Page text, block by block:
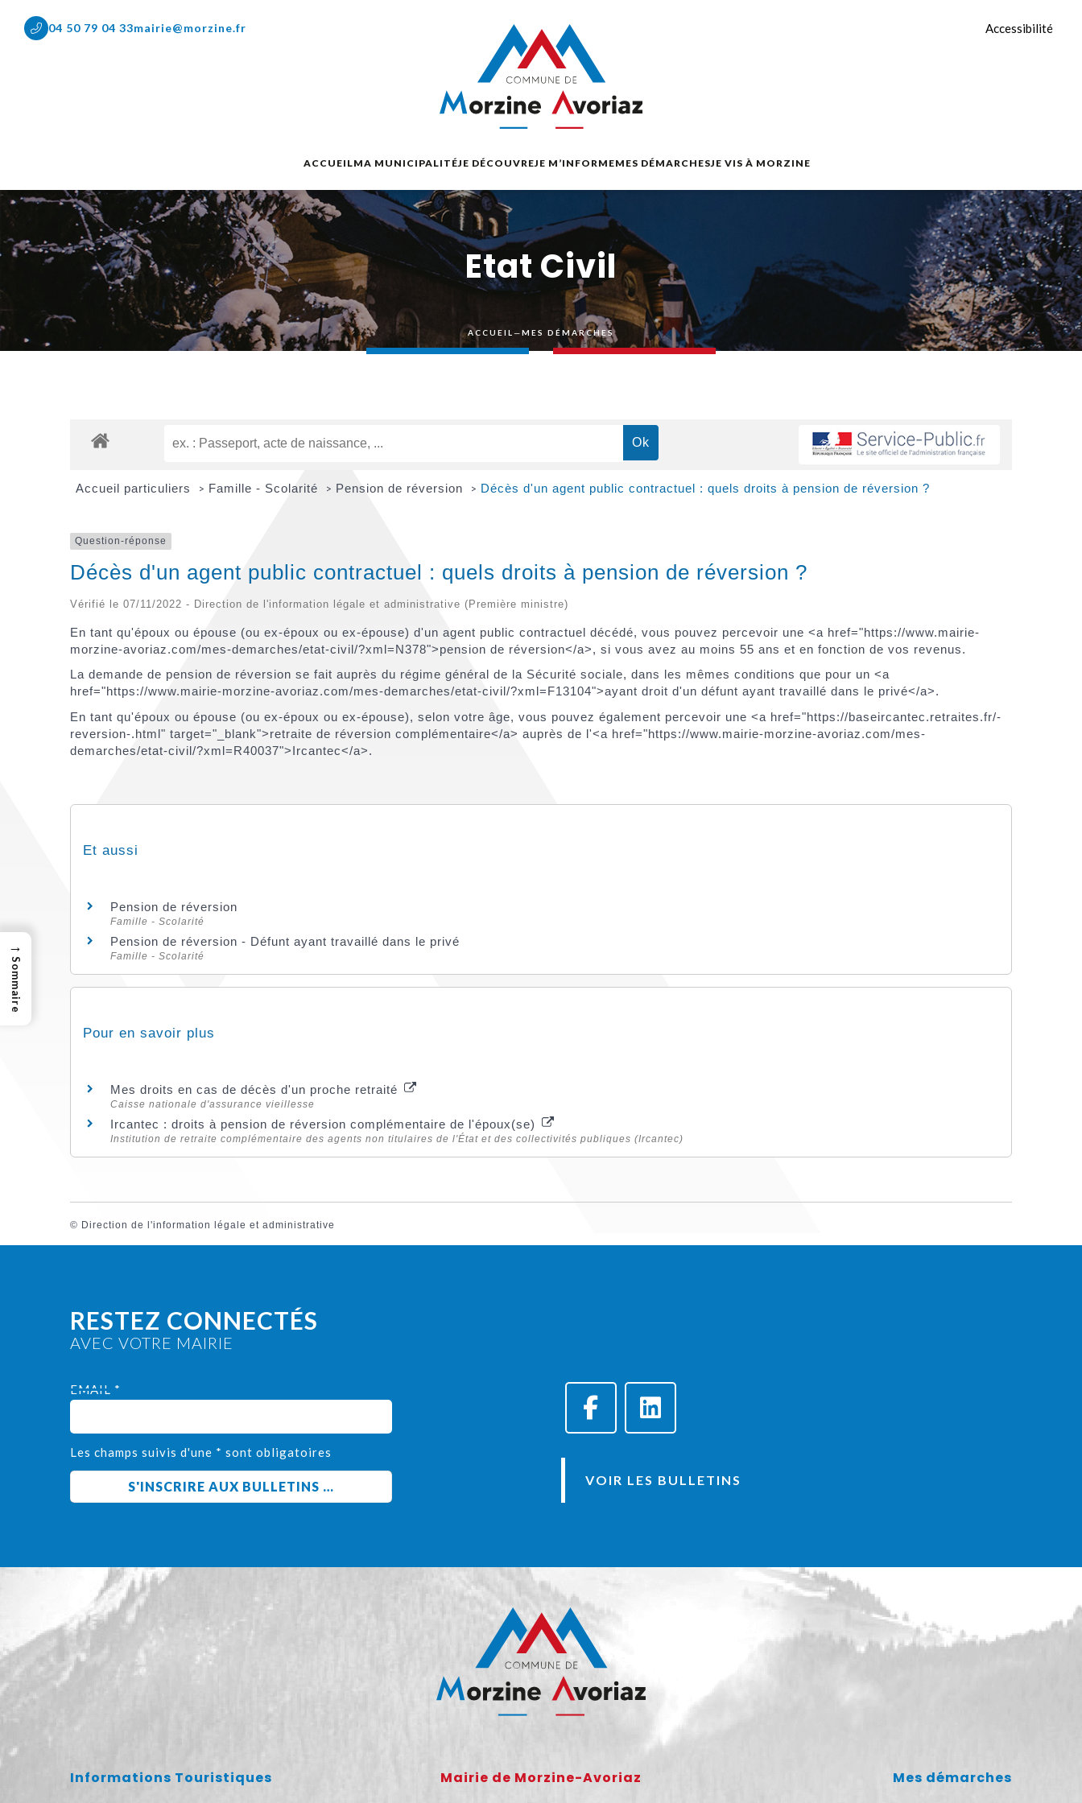
04 50 79 04 33mairie@morzine.fr Accessibilité
ACCUEILMA MUNICIPALITÉJE DÉCOUVREJE M’INFORMEMES DÉMARCHESJE VIS À MORZINE
Etat Civil
ACCUEIL —MES DÉMARCHES
Accueil particuliers > Famille - Scolarité > Pension de réversion > Décès d'un agent public contractuel : quels droits à pension de réversion ?
Question-réponse
Décès d'un agent public contractuel : quels droits à pension de réversion ?
Vérifié le 07/11/2022 - Direction de l'information légale et administrative (Première ministre)
En tant qu'époux ou épouse (ou ex-époux ou ex-épouse) d'un agent public contractuel décédé, vous pouvez percevoir une <a href="https://www.mairie-
morzine-avoriaz.com/mes-demarches/etat-civil/?xml=N378">pension de réversion</a>, si vous avez au moins 55 ans et en fonction de vos revenus.
La demande de pension de réversion se fait auprès du régime général de la Sécurité sociale, dans les mêmes conditions que pour un <a
href="https://www.mairie-morzine-avoriaz.com/mes-demarches/etat-civil/?xml=F13104">ayant droit d'un défunt ayant travaillé dans le privé</a>.
En tant qu'époux ou épouse (ou ex-époux ou ex-épouse), selon votre âge, vous pouvez également percevoir une <a href="https://baseircantec.retraites.fr/-
reversion-.html" target="_blank">retraite de réversion complémentaire</a> auprès de l'<a href="https://www.mairie-morzine-avoriaz.com/mes-
demarches/etat-civil/?xml=R40037">Ircantec</a>.
Et aussi
Pension de réversion
Famille - Scolarité
Pension de réversion - Défunt ayant travaillé dans le privé
Famille - Scolarité
Pour en savoir plus
Mes droits en cas de décès d'un proche retraité
Caisse nationale d'assurance vieillesse
Ircantec : droits à pension de réversion complémentaire de l'époux(se)
Institution de retraite complémentaire des agents non titulaires de l'État et des collectivités publiques (Ircantec)
© Direction de l'information légale et administrative
RESTEZ CONNECTÉS
AVEC VOTRE MAIRIE
EMAIL *
Les champs suivis d'une * sont obligatoires
VOIR LES BULLETINS
Informations Touristiques Mairie de Morzine-Avoriaz Mes démarches
→
Sommaire